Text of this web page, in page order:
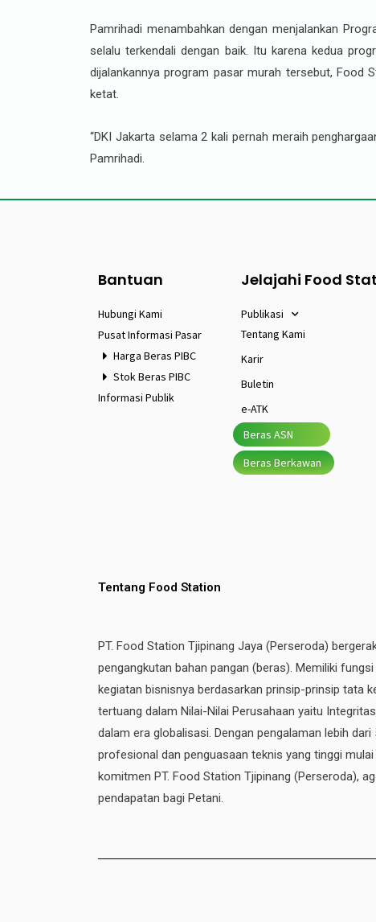
Pamrihadi menambahkan dengan menjalankan
selalu terkendali dengan baik. Itu karena kedua
dijalankannya program pasar murah tersebut, Food
ketat.
“DKI Jakarta selama 2 kali pernah meraih
Pamrihadi.
Bantuan
Hubungi Kami
Pusat Informasi Pasar
Harga Beras PIBC
Stok Beras PIBC
Informasi Publik
Jelajahi Food
Publikasi
Tentang Kami
Karir
Buletin
e-ATK
Beras ASN
Beras Berkawan
Tentang Food Station
PT. Food Station Tjipinang Jaya (Perseroda)
pengangkutan bahan pangan (beras). Memiliki
kegiatan bisnisnya berdasarkan prinsip-prinsip tata
tertuang dalam Nilai-Nilai Perusahaan yaitu
dalam era globalisasi. Dengan pengalaman lebih
profesional dan penguasaan teknis yang tinggi
komitmen PT. Food Station Tjipinang (Perseroda),
pendapatan bagi Petani.